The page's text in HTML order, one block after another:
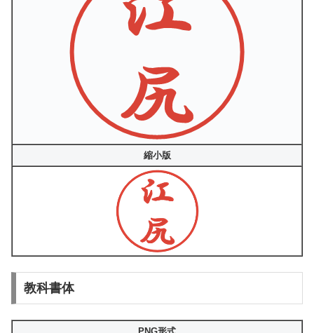
縮小版
教科書体